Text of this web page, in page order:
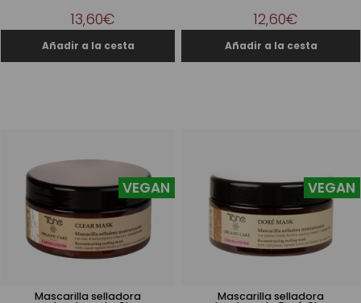
13,60€ 12,60€
Mascarilla selladora
VEGAN
Mascarilla selladora
VEGAN